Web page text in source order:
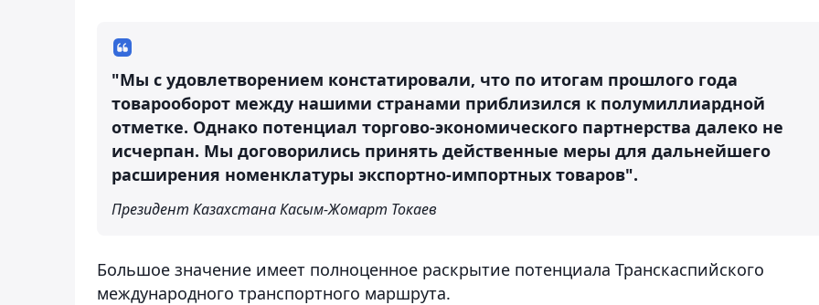
"Мы с удовлетворением констатировали, что по итогам прошлого года
товарооборот между нашими странами приблизился к полумиллиардной
отметке. Однако потенциал торгово-экономического партнерства далеко не
исчерпан. Мы договорились принять действенные меры для дальнейшего
расширения номенклатуры экспортно-импортных товаров".
Президент Казахстана Касым-Жомарт Токаев
Большое значение имеет полноценное раскрытие потенциала Транскаспийского
международного транспортного маршрута.